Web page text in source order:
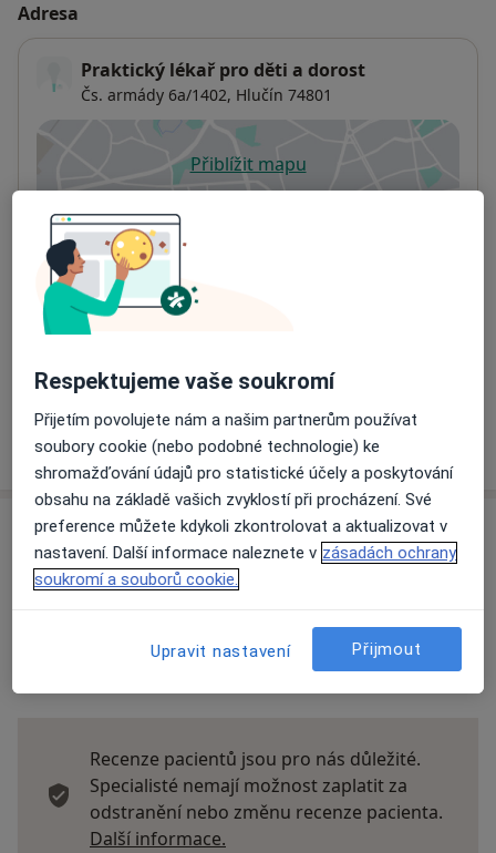
Adresa
Praktický lékař pro děti a dorost
Čs. armády 6a/1402, Hlučín 74801
Přiblížit mapuse otevře v nové záložce
Dostupnost
Na této adrese online kalendář není aktivní
Co mám v takové situaci udělat?
Způsoby platby (soukromé návštěvy)
Detaily
Víceo adrese
Názory
Přidejte svůj názor
20 názorů
Recenze pacientů jsou pro nás důležité.
Specialisté nemají možnost zaplatit za
odstranění nebo změnu recenze pacienta.
Další informace.
Respektujeme vaše soukromí
Přijetím povolujete nám a našim partnerům používat
soubory cookie (nebo podobné technologie) ke
shromažďování údajů pro statistické účely a poskytování
obsahu na základě vašich zvyklostí při procházení. Své
preference můžete kdykoli zkontrolovat a aktualizovat v
nastavení. Další informace naleznete v zásadách ochrany
soukromí a souborů cookie.
Upravit nastavení Přijmout